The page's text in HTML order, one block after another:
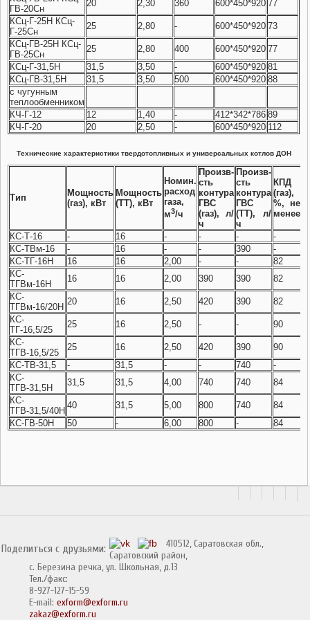
ГВ-20Сн
20 2,30 360 600*450*920 77
КСц-Г-25Н КСц-
Г-25Сн
25 2,80 - 600*450*920 73
КСц-ГВ-25Н КСц-
ГВ-25Сн
25 2,80 400 600*450*920 77
КСц-Г-31,5Н
31,5 3,50 - 600*450*920 81
КСц-ГВ-31,5Н
31,5 3,50 500 600*450*920 88
с чугунным
теплообменником
КЧ-Г-12
12 1,40 - 412*342*786 89
КЧ-Г-20
20 2,50 - 600*450*920 112
Технические характеристики твердотопливных и универсальных котлов ДОН
Тип
Мощность
(газ), кВт
Мощность
(ТТ), кВт
Номин.
расход
газа,
м3/ч
Произв-
сть
контура
ГВС
(газ), л/
ч
Произв-
сть
контура
ГВС
(ТТ), л/
ч
КПД
(газ),
%, не
менее
КС-Т-16 - 16 - - - -
КС-ТВм-16
- 16 - - 390 -
КС-ТГ-16Н
16 16 2,00 - - 82
КС-
ТГВм-16Н
16 16 2,00 390 390 82
КС-
ТГВм-16/20Н
20 16 2,50 420 390 82
КС-
ТГ-16,5/25
25 16 2,50 - - 90
КС-
ТГВ-16,5/25
25 16 2,50 420 390 90
КС-ТВ-31,5
- 31,5 - - 740 -
КС-
ТГВ-31,5Н
31,5 31,5 4,00 740 740 84
КС-
ТГВ-31,5/40Н
40 31,5 5,00 800 740 84
КС-ГВ-50Н
50 - 6,00 800 - 84
Поделиться с друзьями:
410512, Саратовская обл.,
Саратовский район,
с. Березина речка, ул. Школьная, д.13
Тел./факс:
8-927-127-15-59
E-mail: exform@exform.ru
zakaz@exform.ru